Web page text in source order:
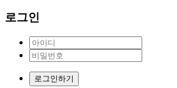
로그인
로그인하기